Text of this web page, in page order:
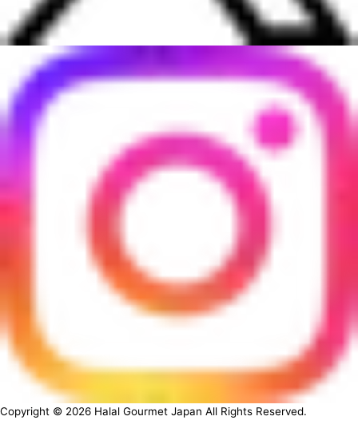
Copyright © 2026 Halal Gourmet Japan All Rights Reserved.